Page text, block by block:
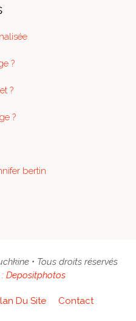
?
?
?
bertin
• Tous droits réservés
Depositphotos
Du Site Contact